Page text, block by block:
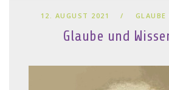
12. AUGUST 2021 GLAUBE
Glaube und